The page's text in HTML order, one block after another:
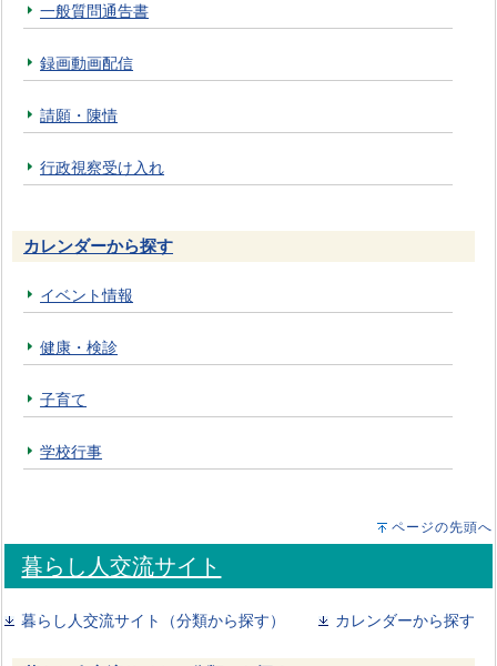
一般質問通告書
録画動画配信
請願・陳情
行政視察受け入れ
カレンダーから探す
イベント情報
健康・検診
子育て
学校行事
ページの先頭へ
暮らし人交流サイト
暮らし人交流サイト（分類から探す） カレンダーから探す